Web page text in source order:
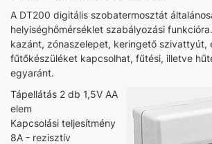
A DT200 digitális szobatermosztát
helyiséghőmérséklet szabályozási
kazánt, zónaszelepet, keringető szivattyút,
fűtőkészüléket kapcsolhat, fűtési, illetve
egyaránt.
Tápellátás 2 db 1,5V AA
elem
Kapcsolási teljesítmény
8A - rezisztív